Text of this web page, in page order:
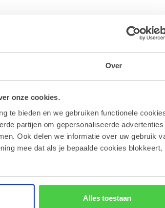
Over
onze cookies.
te bieden en we gebruiken functionele
partijen om gepersonaliseerde advertenties
Ook delen we informatie over uw gebruik
mee dat als je bepaalde cookies blokkeert,
Alles toestaan